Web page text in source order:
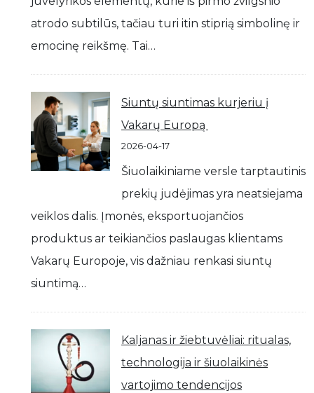
atrodo subtilūs, tačiau turi itin stiprią simbolinę ir
emocinę reikšmę. Tai…
Siuntų siuntimas kurjeriu į
Vakarų Europą
2026-04-17
Šiuolaikiniame versle tarptautinis
prekių judėjimas yra neatsiejama
veiklos dalis. Įmonės, eksportuojančios
produktus ar teikiančios paslaugas klientams
Vakarų Europoje, vis dažniau renkasi siuntų
siuntimą…
Kaljanas ir žiebtuvėliai: ritualas,
technologija ir šiuolaikinės
vartojimo tendencijos